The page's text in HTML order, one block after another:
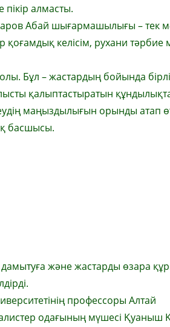
алмасты.
Абай шығармашылығы – тек
келісім, рухани тәрбие
Бұл – жастардың бойында
қалыптастыратын
маңыздылығын орынды атап
басшысы.
және жастарды өзара
профессоры Алтай
одағының мүшесі Қуаныш